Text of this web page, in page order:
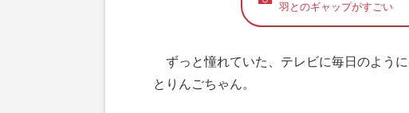
羽とのギャップがすごい
ずっと憧れていた、テレビに毎日のよう
とりんごちゃん。